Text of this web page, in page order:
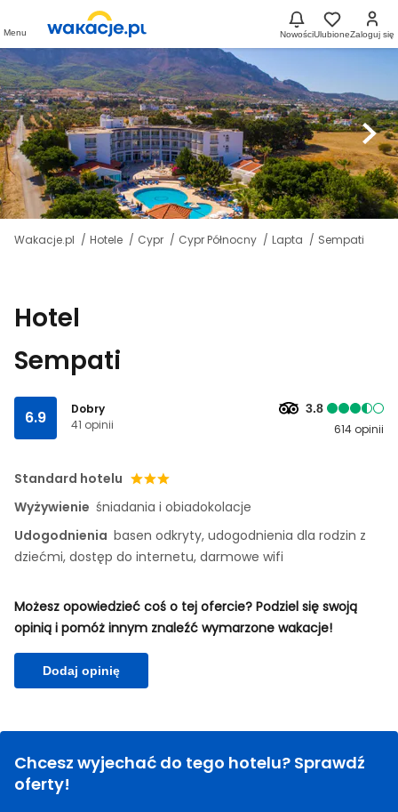
Menu NowościUlubioneZaloguj się
Wakacje.pl Hotele Cypr Cypr Północny Lapta Sempati
Hotel
Sempati
6.9
Dobry
41 opinii
3.8
614 opinii
Standard hotelu
Wyżywienie śniadania i obiadokolacje
Udogodnienia basen odkryty, udogodnienia dla rodzin z
dziećmi, dostęp do internetu, darmowe wifi
Możesz opowiedzieć coś o tej ofercie? Podziel się swoją
opinią i pomóż innym znaleźć wymarzone wakacje!
Dodaj opinię
Chcesz wyjechać do tego hotelu? Sprawdź
oferty!